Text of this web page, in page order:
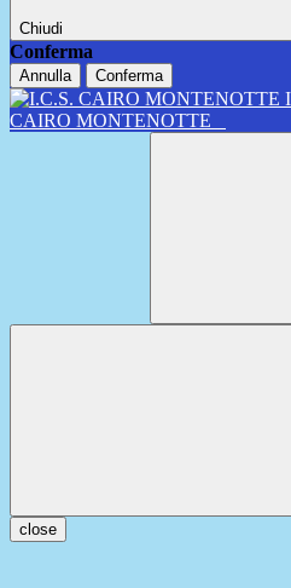
Chiudi
Conferma
Annulla Conferma
CAIRO MONTENOTTE
close